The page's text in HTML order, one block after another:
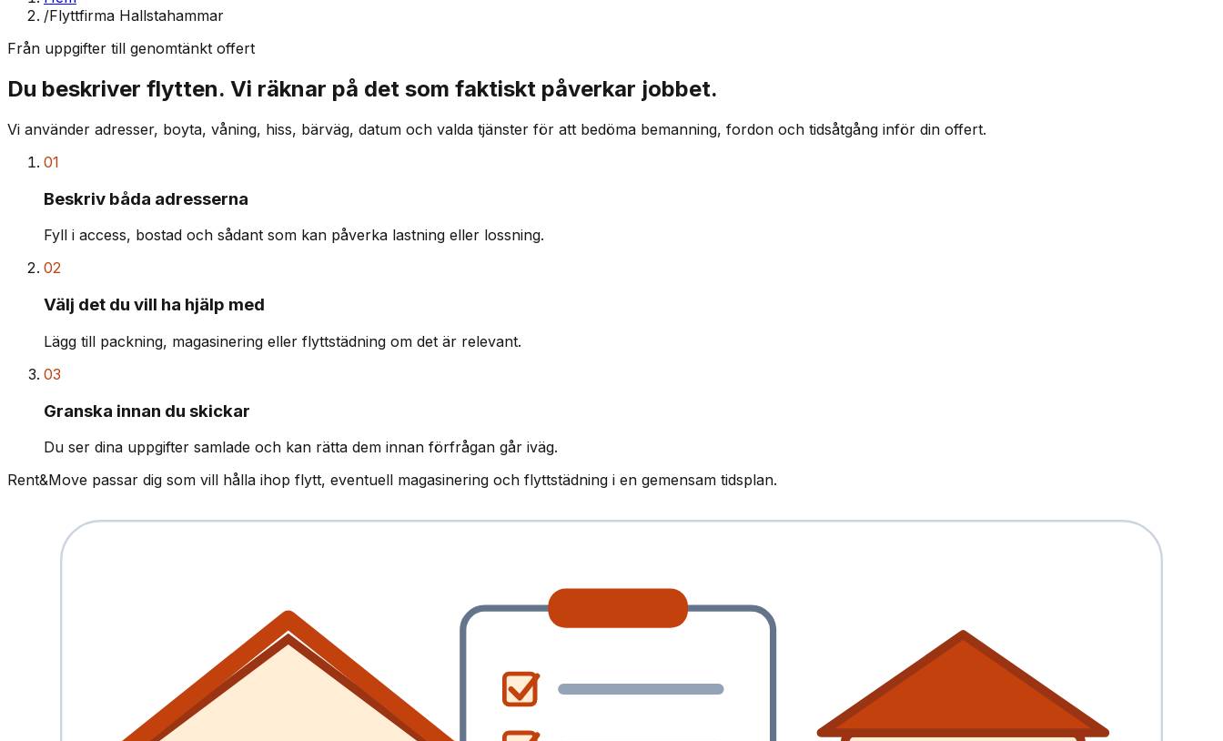
/Flyttfirma Hallstahammar
Från uppgifter till genomtänkt offert
Du beskriver flytten. Vi räknar på det som faktiskt påverkar jobbet.
Vi använder adresser, boyta, våning, hiss, bärväg, datum och valda tjänster för att bedöma bemanning, fordon och tidsåtgång inför din offert.
01
Beskriv båda adresserna
Fyll i access, bostad och sådant som kan påverka lastning eller lossning.
02
Välj det du vill ha hjälp med
Lägg till packning, magasinering eller flyttstädning om det är relevant.
03
Granska innan du skickar
Du ser dina uppgifter samlade och kan rätta dem innan förfrågan går iväg.
Rent&Move passar dig som vill hålla ihop flytt, eventuell magasinering och flyttstädning i en gemensam tidsplan.